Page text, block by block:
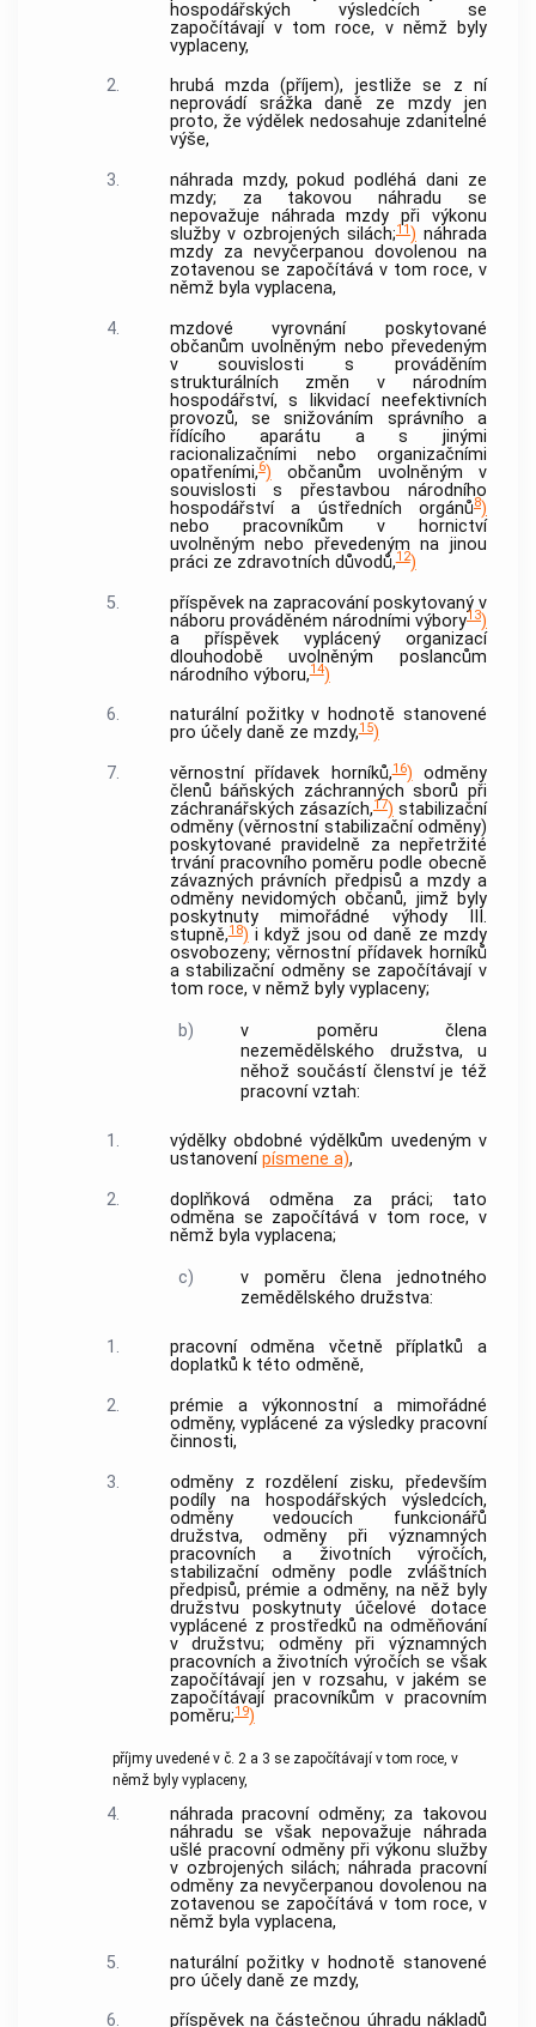
hospodářských výsledcích se
započítávají v tom roce, v němž byly
vyplaceny,
2.
hrubá mzda (příjem), jestliže se z ní
neprovádí srážka daně ze mzdy jen
proto, že výdělek nedosahuje zdanitelné
výše,
3.
náhrada mzdy, pokud podléhá dani ze
mzdy; za takovou náhradu se
nepovažuje náhrada mzdy při výkonu
služby v ozbrojených silách;11) náhrada
mzdy za nevyčerpanou dovolenou na
zotavenou se započítává v tom roce, v
němž byla vyplacena,
4.
mzdové vyrovnání poskytované
občanům uvolněným nebo převedeným
v souvislosti s prováděním
strukturálních změn v národním
hospodářství, s likvidací neefektivních
provozů, se snižováním správního a
řídícího aparátu a s jinými
racionalizačními nebo organizačními
opatřeními,6) občanům uvolněným v
souvislosti s přestavbou národního
hospodářství a ústředních orgánů8)
nebo pracovníkům v hornictví
uvolněným nebo převedeným na jinou
práci ze zdravotních důvodů,12)
5.
příspěvek na zapracování poskytovaný v
náboru prováděném národními výbory13)
a příspěvek vyplácený organizací
dlouhodobě uvolněným poslancům
národního výboru,14)
6.
naturální požitky v hodnotě stanovené
pro účely daně ze mzdy,15)
7.
věrnostní přídavek horníků,16) odměny
členů báňských záchranných sborů při
záchranářských zásazích,17) stabilizační
odměny (věrnostní stabilizační odměny)
poskytované pravidelně za nepřetržité
trvání pracovního poměru podle obecně
závazných právních předpisů a mzdy a
odměny nevidomých občanů, jimž byly
poskytnuty mimořádné výhody III.
stupně,18) i když jsou od daně ze mzdy
osvobozeny; věrnostní přídavek horníků
a stabilizační odměny se započítávají v
tom roce, v němž byly vyplaceny;
b)
v poměru člena
nezemědělského družstva, u
něhož součástí členství je též
pracovní vztah:
1.
výdělky obdobné výdělkům uvedeným v
ustanovenípísmene a),
2.
doplňková odměna za práci; tato
odměna se započítává v tom roce, v
němž byla vyplacena;
c)
v poměru člena jednotného
zemědělského družstva:
1.
pracovní odměna včetně příplatků a
doplatků k této odměně,
2.
prémie a výkonnostní a mimořádné
odměny, vyplácené za výsledky pracovní
činnosti,
3.
odměny z rozdělení zisku, především
podíly na hospodářských výsledcích,
odměny vedoucích funkcionářů
družstva, odměny při významných
pracovních a životních výročích,
stabilizační odměny podle zvláštních
předpisů, prémie a odměny, na něž byly
družstvu poskytnuty účelové dotace
vyplácené z prostředků na odměňování
v družstvu; odměny při významných
pracovních a životních výročích se však
započítávají jen v rozsahu, v jakém se
započítávají pracovníkům v pracovním
poměru;19)
příjmy uvedené v č. 2 a 3 se započítávají v tom roce, v
němž byly vyplaceny,
4.
náhrada pracovní odměny; za takovou
náhradu se však nepovažuje náhrada
ušlé pracovní odměny při výkonu služby
v ozbrojených silách; náhrada pracovní
odměny za nevyčerpanou dovolenou na
zotavenou se započítává v tom roce, v
němž byla vyplacena,
5.
naturální požitky v hodnotě stanovené
pro účely daně ze mzdy,
6.
příspěvek na částečnou úhradu nákladů